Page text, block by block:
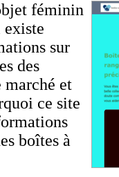
féminin
existe
sur
des
et
ce site
boîtes à